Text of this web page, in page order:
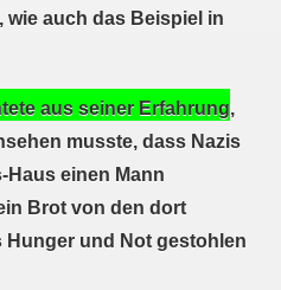
auch das Beispiel in
aus seiner Erfahrung,
musste, dass Nazis
Haus einen Mann
Brot von den dort
und Not gestohlen
- Jiyan - Azadi -
gegen die Politik der
zur Solidarität mit den
Berlin zur
ein: Entlastungs-Paket
Kommt zum Antikriegstag